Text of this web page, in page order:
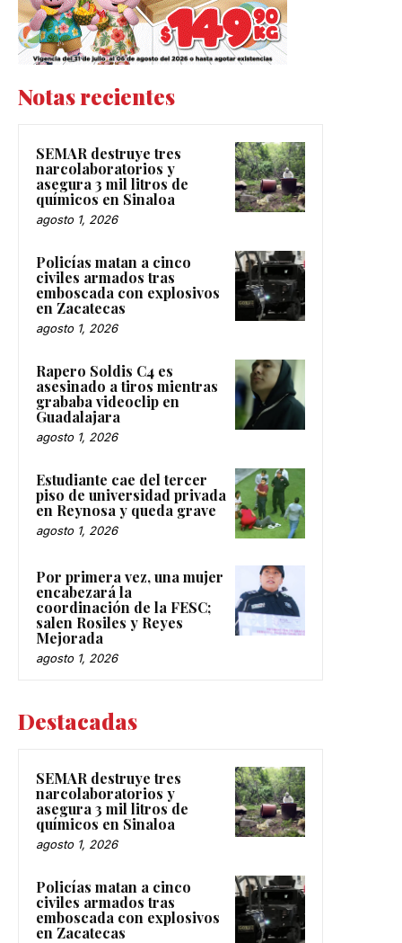
Notas recientes
SEMAR destruye tres
narcolaboratorios y
asegura 3 mil litros de
químicos en Sinaloa
agosto 1, 2026
Policías matan a cinco
civiles armados tras
emboscada con explosivos
en Zacatecas
agosto 1, 2026
Rapero Soldis C4 es
asesinado a tiros mientras
grababa videoclip en
Guadalajara
agosto 1, 2026
Estudiante cae del tercer
piso de universidad privada
en Reynosa y queda grave
agosto 1, 2026
Por primera vez, una mujer
encabezará la
coordinación de la FESC;
salen Rosiles y Reyes
Mejorada
agosto 1, 2026
Destacadas
SEMAR destruye tres
narcolaboratorios y
asegura 3 mil litros de
químicos en Sinaloa
agosto 1, 2026
Policías matan a cinco
civiles armados tras
emboscada con explosivos
en Zacatecas